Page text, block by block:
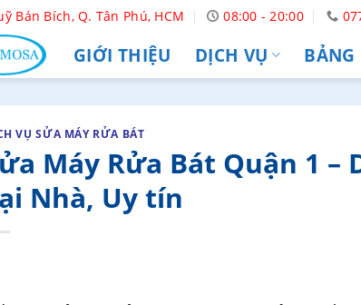
Bán Bích, Q. Tân Phú, HCM 08:00 - 20:00
GIỚI THIỆU DỊCH VỤ BẢNG
VỤ SỬA MÁY RỬA BÁT
Máy Rửa Bát Quận 1 –
Nhà, Uy tín